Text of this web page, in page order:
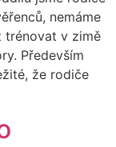
nemáme
trénovat v zimě
Především
že rodiče